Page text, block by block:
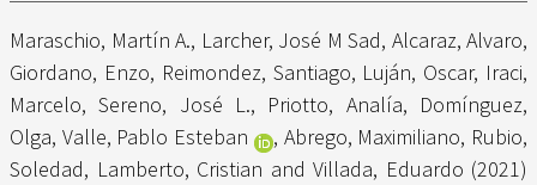
Maraschio, Martín A., Larcher, José M Sad, Alcaraz, Alvaro,
Giordano, Enzo, Reimondez, Santiago, Luján, Oscar, Iraci,
Marcelo,Sereno, José L., Priotto, Analía, Domínguez,
Olga, Valle, Pablo Esteban , Abrego, Maximiliano, Rubio,
Soledad, Lamberto, Cristian and Villada, Eduardo (2021)